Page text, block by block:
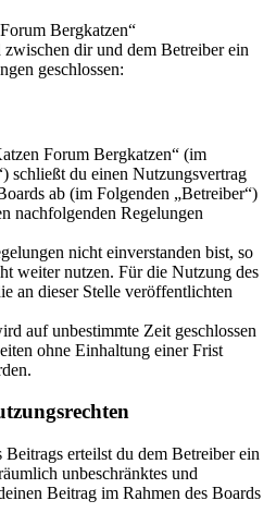
Bergkatzen“
dir und dem Betreiber ein
geschlossen:
Forum Bergkatzen“ (im
schließt du einen Nutzungsvertrag
ab (im Folgenden „Betreiber“)
nachfolgenden Regelungen
nicht einverstanden bist, so
weiter nutzen. Für die Nutzung des
an dieser Stelle veröffentlichten
auf unbestimmte Zeit geschlossen
ohne Einhaltung einer Frist
erteilst du dem Betreiber ein
unbeschränktes und
Beitrag im Rahmen des Boards